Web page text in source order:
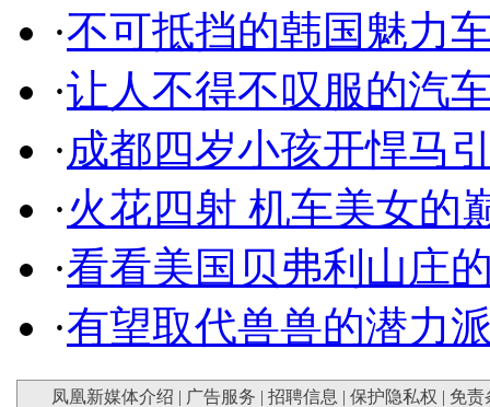
·不可抵挡的韩国魅力
·让人不得不叹服的汽
·成都四岁小孩开悍马
·火花四射 机车美女的
·看看美国贝弗利山庄
·有望取代兽兽的潜力
凤凰新媒体介绍 | 广告服务 | 招聘信息 | 保护隐私权 | 免责